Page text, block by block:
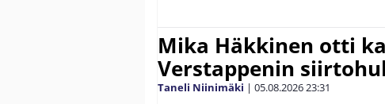
Mika Häkkinen otti
Verstappenin
Taneli Niinimäki | 05.08.202623:31